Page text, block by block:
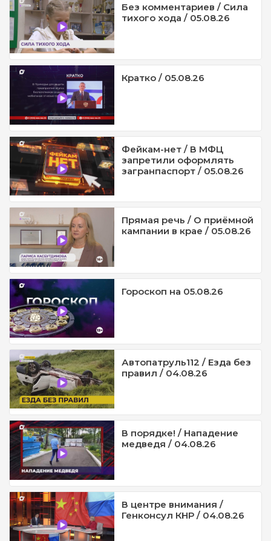
Без комментариев / Сила
тихого хода / 05.08.26
Кратко / 05.08.26
Фейкам-нет / В МФЦ
запретили оформлять
загранпаспорт / 05.08.26
Прямая речь / О приёмной
кампании в крае / 05.08.26
Гороскоп на 05.08.26
Автопатруль112 / Езда без
правил / 04.08.26
В порядке! / Нападение
медведя / 04.08.26
В центре внимания /
Генконсул КНР / 04.08.26